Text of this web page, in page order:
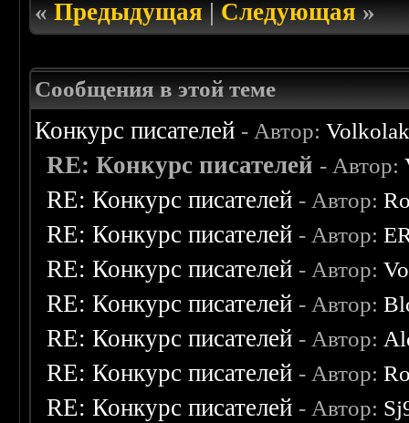
«Предыдущая|Следующая»
Сообщения в этой теме
Конкурс писателей - Автор:
RE: Конкурс писателей - Автор:
RE: Конкурс писателей - Автор:
RE: Конкурс писателей - Автор:
RE: Конкурс писателей - Автор:
RE: Конкурс писателей - Автор:
RE: Конкурс писателей - Автор:
RE: Конкурс писателей - Автор:
RE: Конкурс писателей - Автор: